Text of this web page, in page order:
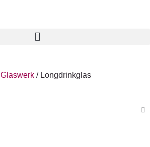
Glaswerk / Longdrinkglas